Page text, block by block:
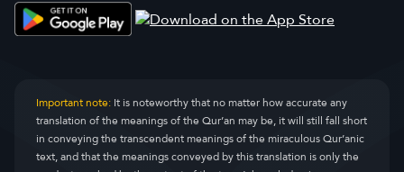
Important note:It is noteworthy that no matter how accurate any
translation of the meanings of the Qur’an may be, it will still fall short
in conveying the transcendent meanings of the miraculous Qur’anic
text, and that the meanings conveyed by this translation is only the